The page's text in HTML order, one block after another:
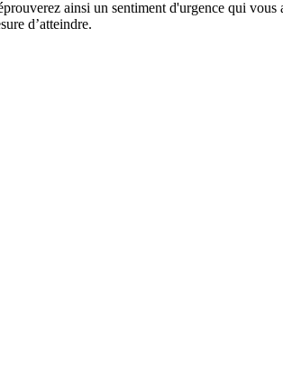
ainsi un sentiment d'urgence qui vous
d’atteindre.